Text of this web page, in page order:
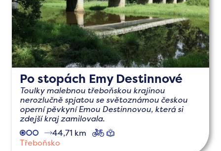
Po stopách Emy Destinnové
Toulky malebnou třeboňskou krajinou
nerozlučně spjatou se světoznámou českou
operní pěvkyní Emou Destinnovou, která si
zdejší kraj zamilovala.
44,71 km
cyklo
Třeboňsko